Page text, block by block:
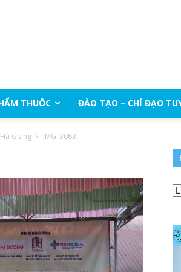
THUỐC ĐÀO TẠO – CHỈ ĐẠO
Giang IMG_3083